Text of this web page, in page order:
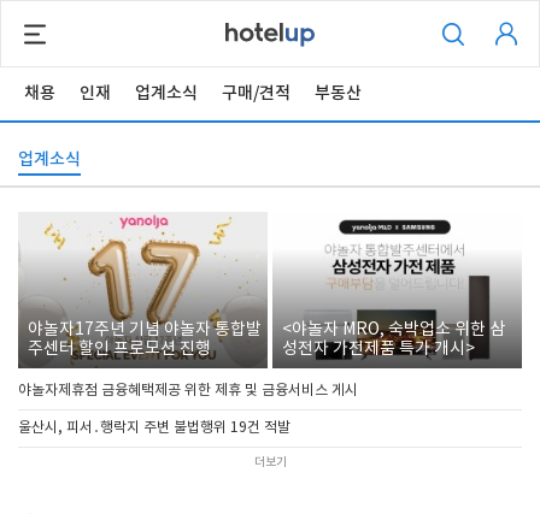
채용 인재 업계소식 구매/견적 부동산
업계소식
야놀자17주년 기념 야놀자 통합발
주센터 할인 프로모션 진행
<야놀자 MRO, 숙박업소 위한 삼
성전자 가전제품 특가 개시>
야놀자제휴점 금융혜택제공 위한 제휴 및 금융서비스 게시
울산시, 피서․행락지 주변 불법행위 19건 적발
더보기